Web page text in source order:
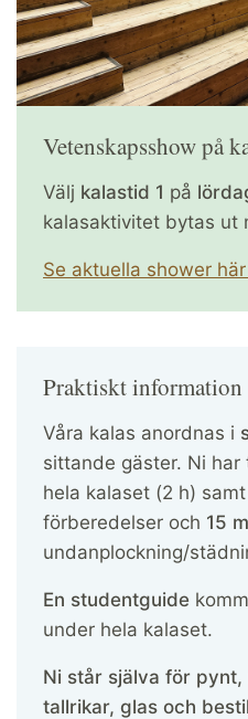
Vetenskapsshow på
Välj kalastid 1 på
kalasaktivitet bytas ut
Se aktuella shower här
Praktiskt information
Våra kalas anordnas i
sittande gäster. Ni
hela kalaset (2 h) samt
förberedelser och 15
undanplockning/
En studentguide
under hela kalaset.
Ni står själva för
tallrikar, glas och